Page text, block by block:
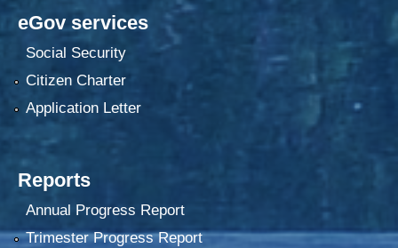
eGov services
Social Security
Citizen Charter
Application Letter
Reports
Annual Progress Report
Trimester Progress Report